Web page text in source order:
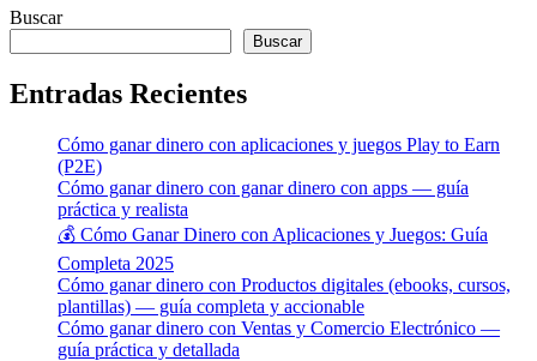
Buscar
Buscar
Entradas Recientes
Cómo ganar dinero con aplicaciones y juegos Play to Earn
(P2E)
Cómo ganar dinero con ganar dinero con apps — guía
práctica y realista
💰 Cómo Ganar Dinero con Aplicaciones y Juegos: Guía
Completa 2025
Cómo ganar dinero con Productos digitales (ebooks, cursos,
plantillas) — guía completa y accionable
Cómo ganar dinero con Ventas y Comercio Electrónico —
guía práctica y detallada